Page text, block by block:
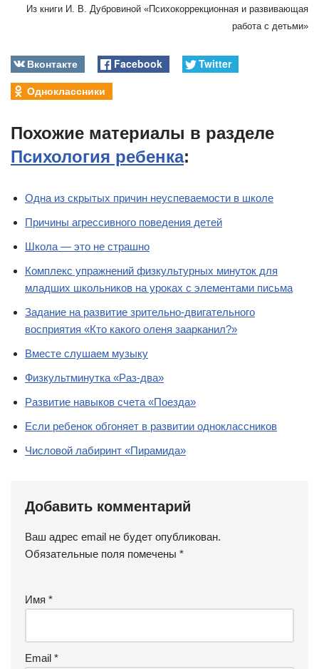
Из книги И. В. Дубровиной «Психокоррекционная и развивающая
работа с детьми»
Вконтакте Facebook
Twitter
Одноклассники
Похожие материалы в разделе
Психология ребенка:
Одна из скрытых причин неуспеваемости в школе
Причины агрессивного поведения детей
Школа — это не страшно
Комплекс упражнений физкультурных минуток для
младших школьников на уроках с элементами письма
Задание на развитие зрительно-двигательного
восприятия «Кто какого оленя заарканил?»
Вместе слушаем музыку
Физкультминутка «Раз-два»
Развитие навыков счета «Поезда»
Если ребенок обгоняет в развитии одноклассников
Числовой лабиринт «Пирамида»
Добавить комментарий
Ваш адрес email не будет опубликован.
Обязательные поля помечены *
Имя *
Email *